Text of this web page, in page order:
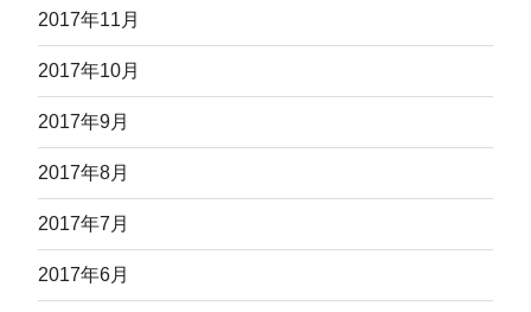
2017年11月
2017年10月
2017年9月
2017年8月
2017年7月
2017年6月